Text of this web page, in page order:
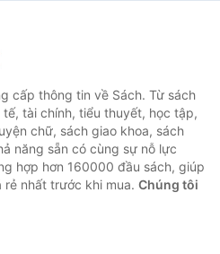
cấp thông tin về Sách. Từ sách
tài chính, tiểu thuyết, học tập,
chữ, sách giao khoa, sách
năng sẵn có cùng sự nỗ lực
hợp hơn 160000 đầu sách, giúp
rẻ nhất trước khi mua. Chúng tôi